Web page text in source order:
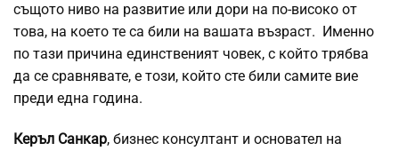
същото ниво на развитие или дори на по-високо от
това, на което те са били на вашата възраст. Именно
по тази причина единственият човек, с който трябва
да се сравнявате, е този, който сте били самите вие
преди една година.
Керъл Санкар, бизнес консултант и основател на